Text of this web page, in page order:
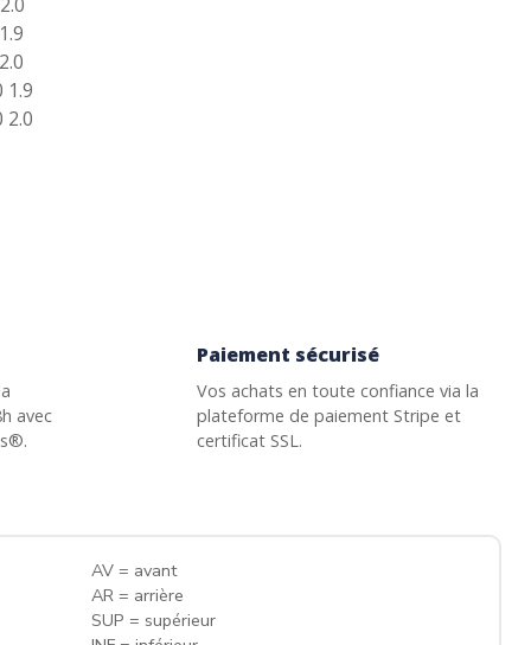
1.9
2.0
avec
Paiement sécurisé
Vos achats en toute confiance via la
plateforme de paiement Stripe et
certificat SSL.
AV = avant
AR = arrière
SUP = supérieur